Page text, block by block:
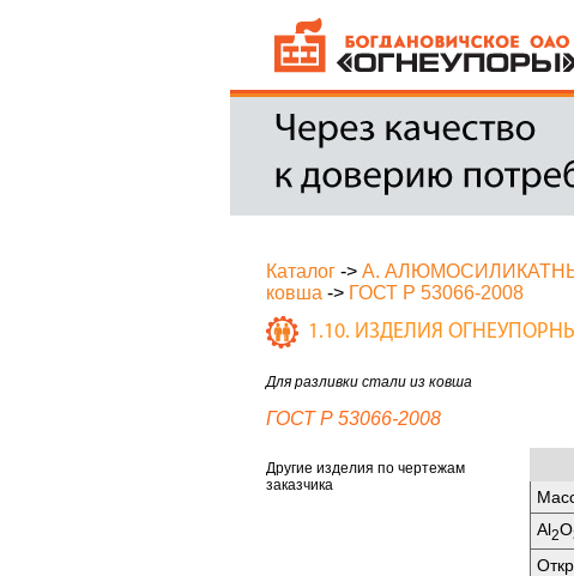
Каталог -> А.
ковша -> ГОСТ Р 53066-2008
1.10. ИЗДЕЛИЯ
Для разливки стали из ковша
ГОСТ Р 53066-2008
Другие изделия по чертежам
заказчика
Аl2O